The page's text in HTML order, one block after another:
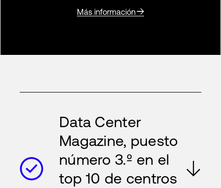
Más información
Data Center
Magazine, puesto
número 3.º en el
top 10 de centros